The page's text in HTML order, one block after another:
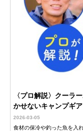
〈プロ解説〉クーラ
かせないキャンプギア
2026-03-05
食材の保冷や釣った魚を入